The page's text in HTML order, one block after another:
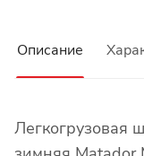
Описание
Легкогрузовая